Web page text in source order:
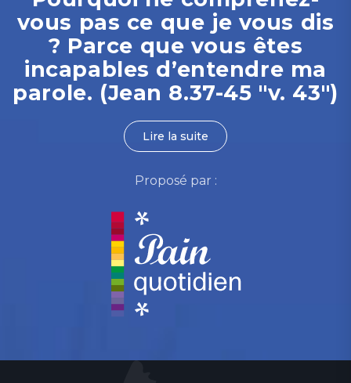
vous pas ce que je vous dis
? Parce que vous êtes
incapables d’entendre ma
parole. (Jean 8.37-45 "v. 43")
Lire la suite
Proposé par :